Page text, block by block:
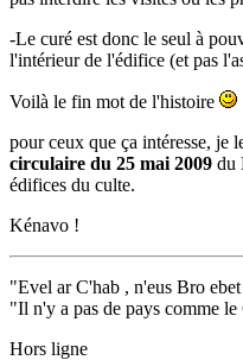
-Le curé est donc le seul à
l'intérieur de l'édifice (et pas
Voilà le fin mot de l'histoire
pour ceux que ça intéresse, je
circulaire du 25 mai 2009 du
édifices du culte.
Kénavo !
"Evel ar C'hab , n'eus Bro
"Il n'y a pas de pays comme
Hors ligne